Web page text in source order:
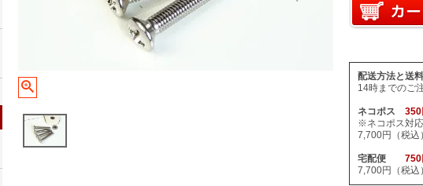
配送方法と送料
14時までのご
ネコポス 350
※ネコポス対
7,700円（税込
宅配便 750
7,700円（税